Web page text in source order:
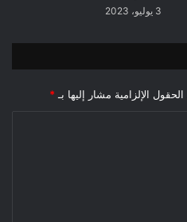
3 يوليو، 2023
الحقول الإلزامية مشار إليها بـ *